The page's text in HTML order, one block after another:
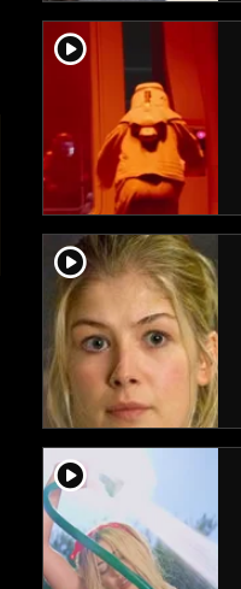
player2
player2
player2